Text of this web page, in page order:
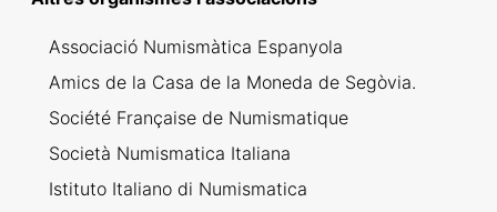
Associació Numismàtica Espanyola
Amics de la Casa de la Moneda de Segòvia.
Société Française de Numismatique
Società Numismatica Italiana
Istituto Italiano di Numismatica